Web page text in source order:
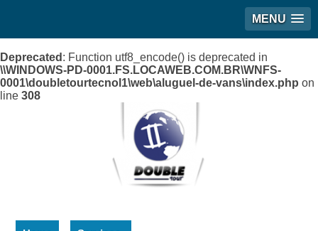
MENU
Deprecated : Function utf8_encode() is deprecated in
\\WINDOWS-PD-0001.FS.LOCAWEB.COM.BR\WNFS-
0001\doubletourtecnol1\web\aluguel-de-vans\index.php on
line 308